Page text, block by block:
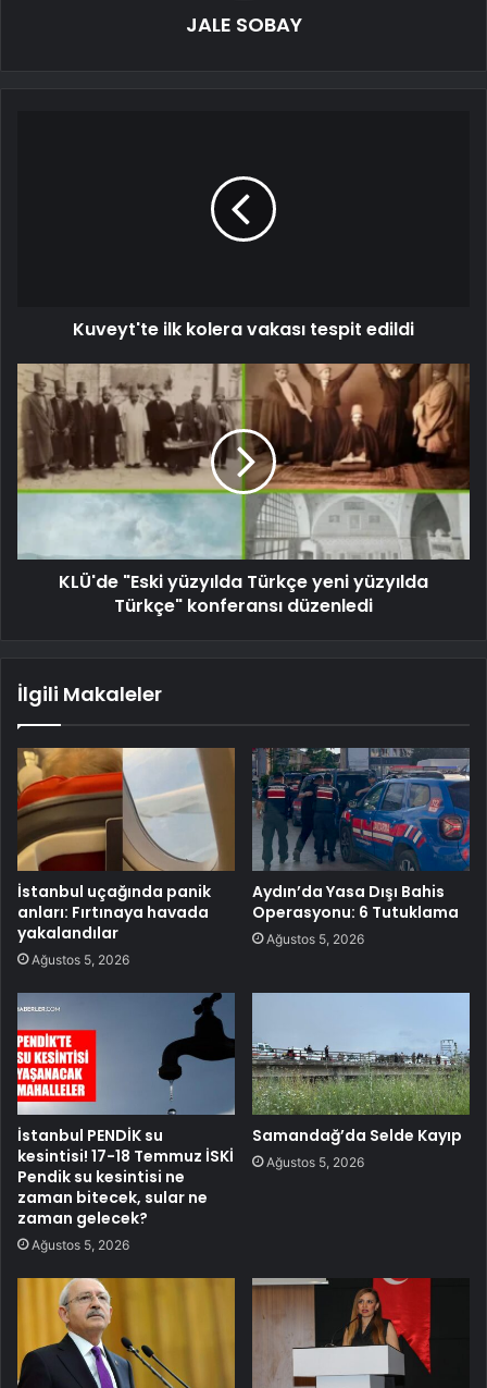
JALE SOBAY
Kuveyt'te ilk kolera vakası tespit edildi
KLÜ'de "Eski yüzyılda Türkçe yeni yüzyılda
Türkçe" konferansı düzenledi
İlgili Makaleler
İstanbul uçağında panik
anları: Fırtınaya havada
yakalandılar
Ağustos 5, 2026
Aydın’da Yasa Dışı Bahis
Operasyonu: 6 Tutuklama
Ağustos 5, 2026
İstanbul PENDİK su
kesintisi! 17-18 Temmuz İSKİ
Pendik su kesintisi ne
zaman bitecek, sular ne
zaman gelecek?
Ağustos 5, 2026
Samandağ’da Selde Kayıp
Ağustos 5, 2026